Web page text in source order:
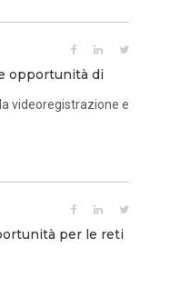
opportunità di
videoregistrazione e
per le reti